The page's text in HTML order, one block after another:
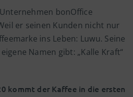
bonOffice
er seinen Kunden nicht nur
ins Leben: Luwu. Seine
Namen gibt: „Kalle Kraft“
kommt der Kaffee in die ersten